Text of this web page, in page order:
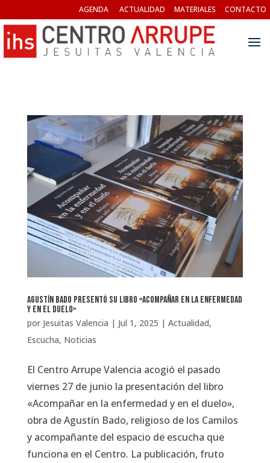
AGENDA ACTUALIDAD MATERIALES CONTACTO
Agustín Bado presentó su libro «Acompañar en la enfermedad
y en el duelo»
por Jesuitas Valencia | Jul 1, 2025 | Actualidad,
Escucha, Noticias
El Centro Arrupe Valencia acogió el pasado
viernes 27 de junio la presentación del libro
«Acompañar en la enfermedad y en el duelo»,
obra de Agustín Bado, religioso de los Camilos
y acompañante del espacio de escucha que
funciona en el Centro. La publicación, fruto